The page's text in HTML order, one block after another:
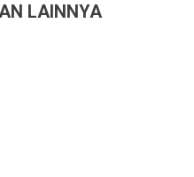
LAINNYA